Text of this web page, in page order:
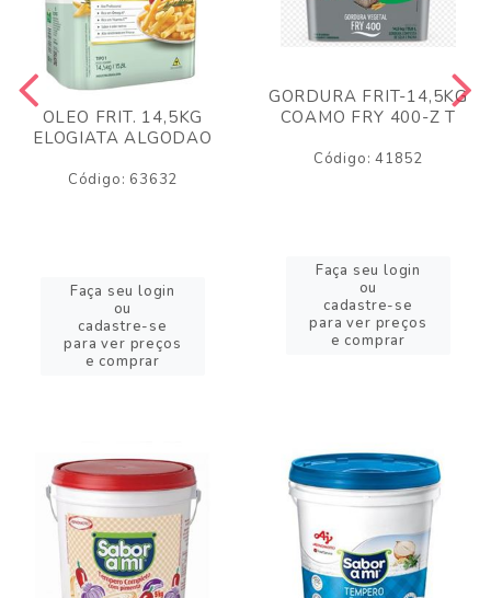
OLEO FRIT. 14,5KG
ELOGIATA ALGODAO
Código: 63632
Faça seu login
ou
cadastre-se
para ver preços
e comprar
GORDURA FRIT-14,5KG
COAMO FRY 400-Z T
Código: 41852
Faça seu login
ou
cadastre-se
para ver preços
e comprar